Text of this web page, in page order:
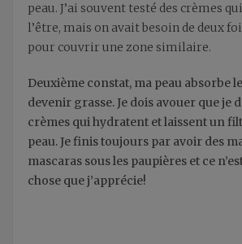
peau. J’ai souvent testé des crèmes
l’être, mais on avait besoin de deux
pour couvrir une zone similaire.
Deuxième constat, ma peau absorbe
devenir grasse. Je dois avouer que je
crèmes qui hydratent et laissent un
peau. Je finis toujours par avoir des
mascaras sous les paupières et ce
chose que j’apprécie!